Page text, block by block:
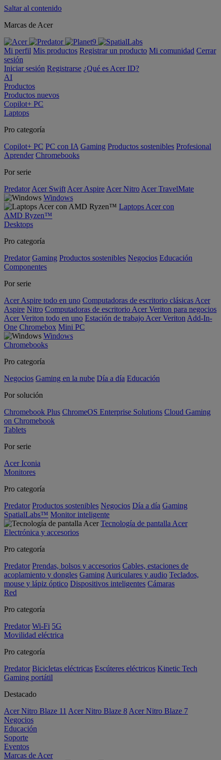
Saltar al contenido
Marcas de Acer
Mi perfil Mis productos Registrar un producto Mi comunidad Cerrar
sesión
Iniciar sesión Registrarse ¿Qué es Acer ID?
AI
Productos
Productos nuevos
Copilot+ PC
Laptops
Pro categoría
Copilot+ PC PC con IA Gaming Productos sostenibles Profesional
Aprender Chromebooks
Por serie
Predator Acer Swift Acer Aspire Acer Nitro Acer TravelMate
Windows
Laptops Acer con
AMD Ryzen™
Desktops
Pro categoría
Predator Gaming Productos sostenibles Negocios Educación
Componentes
Por serie
Acer Aspire todo en uno Computadoras de escritorio clásicas Acer
Aspire Nitro Computadoras de escritorio Acer Veriton para negocios
Acer Veriton todo en uno Estación de trabajo Acer Veriton Add-In-
One Chromebox Mini PC
Windows
Chromebooks
Pro categoría
Negocios Gaming en la nube Día a día Educación
Por solución
Chromebook Plus ChromeOS Enterprise Solutions Cloud Gaming
on Chromebook
Tablets
Por serie
Acer Iconia
Monitores
Pro categoría
Predator Productos sostenibles Negocios Día a día Gaming
SpatialLabs™ Monitor inteligente
Tecnología de pantalla Acer
Electrónica y accesorios
Pro categoría
Predator Prendas, bolsos y accesorios Cables, estaciones de
acoplamiento y dongles Gaming Auriculares y audio Teclados,
mouse y lápiz óptico Dispositivos inteligentes Cámaras
Red
Pro categoría
Predator Wi-Fi 5G
Movilidad eléctrica
Pro categoría
Predator Bicicletas eléctricas Escúteres eléctricos Kinetic Tech
Gaming portátil
Destacado
Acer Nitro Blaze 11 Acer Nitro Blaze 8 Acer Nitro Blaze 7
Negocios
Educación
Soporte
Eventos
Marcas de Acer